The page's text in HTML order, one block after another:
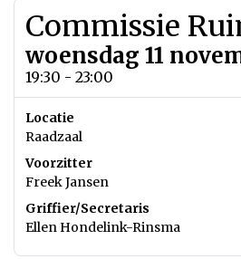
Commissie
woensdag 11
19:30 - 23:00
Locatie
Raadzaal
Voorzitter
Freek Jansen
Griffier/Secretaris
Ellen Hondelink-Rinsma